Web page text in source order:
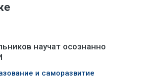
научат осознанно
и саморазвитие